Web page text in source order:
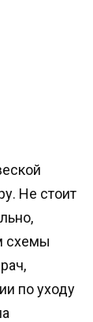
Не стоит
схемы
по уходу